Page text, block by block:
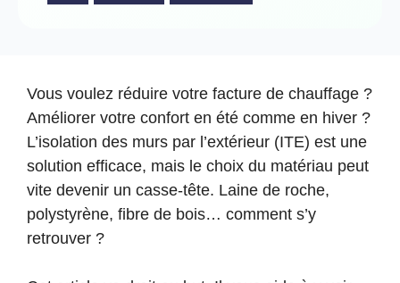
Vous voulez réduire votre facture de chauffage ?
Améliorer votre confort en été comme en hiver ?
L’isolation des murs par l’extérieur (ITE) est une
solution efficace, mais le choix du matériau peut
vite devenir un casse-tête. Laine de roche,
polystyrène, fibre de bois… comment s’y
retrouver ?